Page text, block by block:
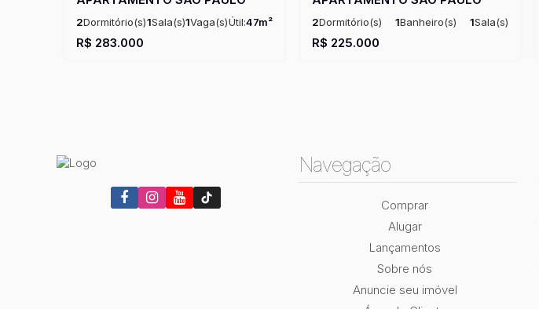
R$ 283.000
2Dormitório(s)1Sala(s)1Vaga(s)Útil:47m²
R$ 225.000
2Dormitório(s) 1Banheiro(s) 1Sala(s)
Útil: 48m²
Navegação
Comprar
Alugar
Lançamentos
Sobre nós
Anuncie seu imóvel